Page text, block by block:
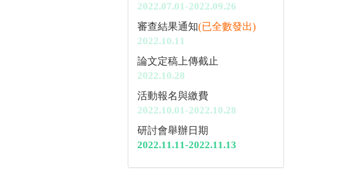
2022.07.01-2022.09.26
審查結果通知(已全數發出)
2022.10.11
論文定稿上傳截止
2022.10.28
活動報名與繳費
2022.10.01-2022.10.28
研討會舉辦日期
2022.11.11-2022.11.13